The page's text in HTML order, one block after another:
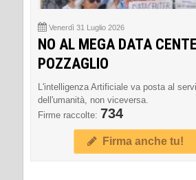
Venerdì 31 Luglio 2026
NO AL MEGA DATA
POZZAGLIO
L'intelligenza Artificiale va posta al
dell'umanità, non viceversa.
Firme raccolte: 734
Firma anche tu!